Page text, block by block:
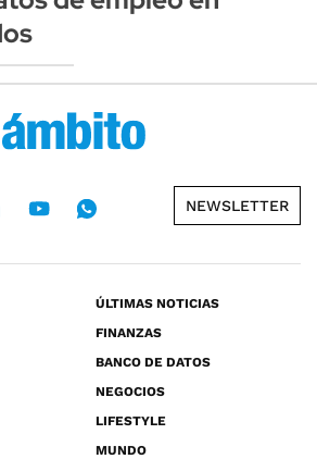
NEWSLETTER
ÚLTIMAS NOTICIAS
FINANZAS
BANCO DE DATOS
NEGOCIOS
LIFESTYLE
MUNDO